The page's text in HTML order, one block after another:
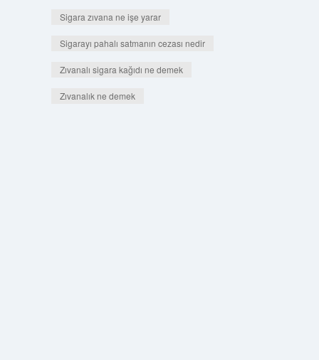
Sigara zıvana ne işe yarar
Sigarayı pahalı satmanın cezası nedir
Zıvanalı sigara kağıdı ne demek
Zıvanalık ne demek